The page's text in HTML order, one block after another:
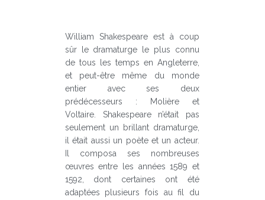
William Shakespeare est à coup
sûr le dramaturge le plus connu
de tous les temps en Angleterre,
et peut-être même du monde
entier avec ses deux
prédécesseurs : Molière et
Voltaire. Shakespeare n’était pas
seulement un brillant dramaturge,
il était aussi un poète et un acteur.
Il composa ses nombreuses
œuvres entre les années 1589 et
1592, dont certaines ont été
adaptées plusieurs fois au fil du